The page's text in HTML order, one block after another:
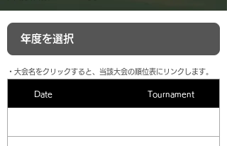
​・大会名をクリックすると、当該大会の順位表にリンクします。
Date Tournament